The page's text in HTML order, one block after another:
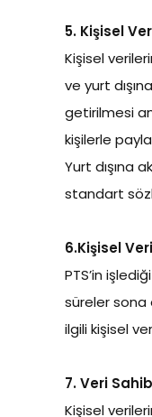
5. Kişisel
Kişisel
ve yurt
getirilmesi
kişilerle
Yurt dışına
standart
6.Kişisel
PTS’in
süreler sona
ilgili kişisel
7. Veri
Kişisel